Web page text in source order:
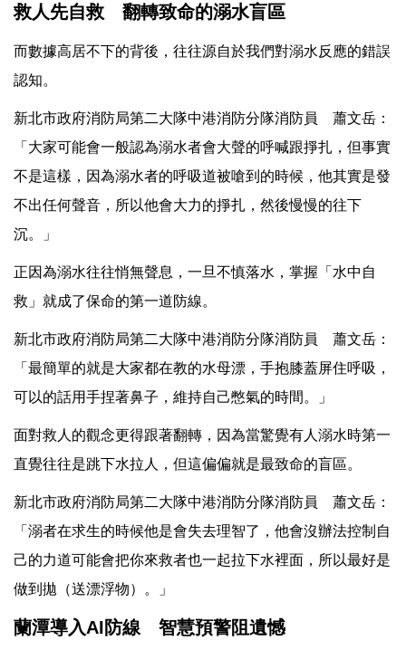
救人先自救 翻轉致命的溺水盲區
而數據高居不下的背後，往往源自於我們對溺水反應的錯誤
認知。
新北市政府消防局第二大隊中港消防分隊消防員 蕭文岳：
「大家可能會一般認為溺水者會大聲的呼喊跟掙扎，但事實
不是這樣，因為溺水者的呼吸道被嗆到的時候，他其實是發
不出任何聲音，所以他會大力的掙扎，然後慢慢的往下
沉。」
正因為溺水往往悄無聲息，一旦不慎落水，掌握「水中自
救」就成了保命的第一道防線。
新北市政府消防局第二大隊中港消防分隊消防員 蕭文岳：
「最簡單的就是大家都在教的水母漂，手抱膝蓋屏住呼吸，
可以的話用手捏著鼻子，維持自己憋氣的時間。」
面對救人的觀念更得跟著翻轉，因為當驚覺有人溺水時第一
直覺往往是跳下水拉人，但這偏偏就是最致命的盲區。
新北市政府消防局第二大隊中港消防分隊消防員 蕭文岳：
「溺者在求生的時候他是會失去理智了，他會沒辦法控制自
己的力道可能會把你來救者也一起拉下水裡面，所以最好是
做到拋（送漂浮物）。」
蘭潭導入AI防線 智慧預警阻遺憾